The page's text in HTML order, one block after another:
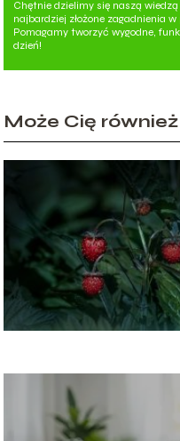
Chętnie dzielimy się naszą
najbardziej złożone zagadnienia
Pomagamy tworzyć wygodne,
dzień!
Może Cię